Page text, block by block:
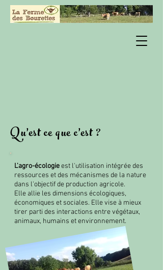
Qu'est ce que c'est ?
L'agro-écologieest l'utilisation intégrée des
ressources et des mécanismes de la nature
dans l'objectif de production agricole.
Elle allie les dimensions écologiques,
économiques et sociales. Elle vise à mieux
tirer parti des interactions entre végétaux,
animaux, humains et environnement.